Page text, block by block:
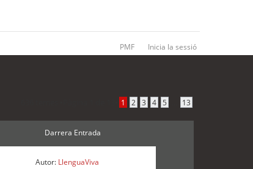
PMF Inicia la sessió
1 2 3 4 5 13
Darrera Entrada
Autor: LlenguaViva